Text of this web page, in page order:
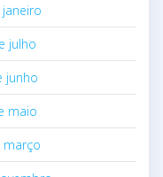
julho
junho
maio
março